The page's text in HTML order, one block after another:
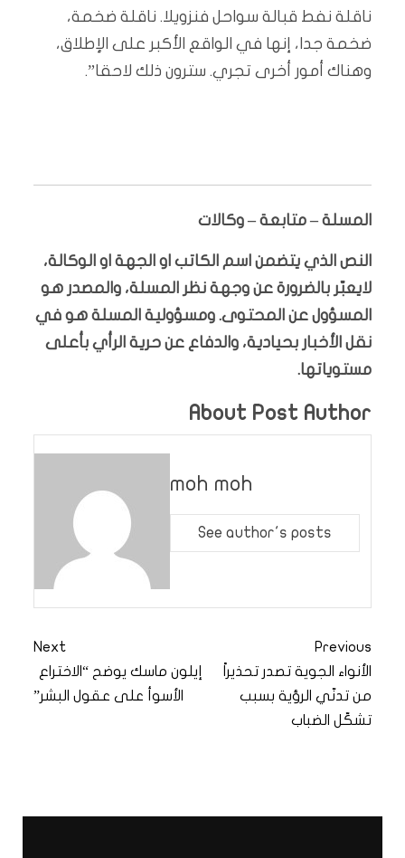
ناقلة نفط قبالة سواحل فنزويلا. ناقلة ضخمة،
ضخمة جدا، إنها في الواقع الأكبر على الإطلاق،
وهناك أمور أخرى تجري. سترون ذلك لاحقا”.
المسلة – متابعة – وكالات
النص الذي يتضمن اسم الكاتب او الجهة او الوكالة،
لايعبّر بالضرورة عن وجهة نظر المسلة، والمصدر هو
المسؤول عن المحتوى. ومسؤولية المسلة هو في
نقل الأخبار بحيادية، والدفاع عن حرية الرأي بأعلى
مستوياتها.
About Post Author
moh moh
See author's posts
Previous
الأنواء الجوية تصدر تحذيراً
من تدنّي الرؤية بسبب
تشكّل الضباب
Next
إيلون ماسك يوضح “الاختراع
الأسوأ على عقول البشر”